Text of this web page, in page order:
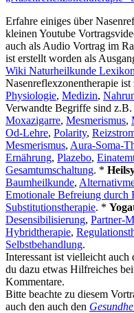
Erfahre einiges über
kleinen Youtube
auch als Audio Vortrag im
ist erstellt worden als
Wiki Naturheilkunde
Nasenreflexzonentherapie
Physiologie, Medizin,
Verwandte Begriffe sind
Moxazigarre, Mesmerismus,
Od-Lehre, Polarity,
Mesmerismus, Aura-Soma-
Ernährung, Plazebo,
Gesamtumschaltung. *
Baumheilkunde,
Emotionale Befreiung durch
Substitutionstherapie. *
Desensibilisierung, Partner-
Hybridtherapie,
Selbstbehandlung.
Interessant ist vielleicht auch
du dazu etwas Hilfreiches
Kommentare.
Bitte beachte zu diesem
auch den auch den